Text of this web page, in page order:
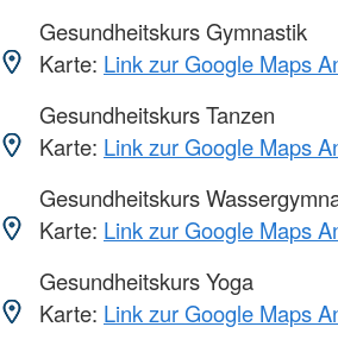
Gesundheitskurs Gymnastik
Karte: Link zur Google Maps
Gesundheitskurs Tanzen
Karte: Link zur Google Maps
Gesundheitskurs
Karte: Link zur Google Maps
Gesundheitskurs Yoga
Karte: Link zur Google Maps